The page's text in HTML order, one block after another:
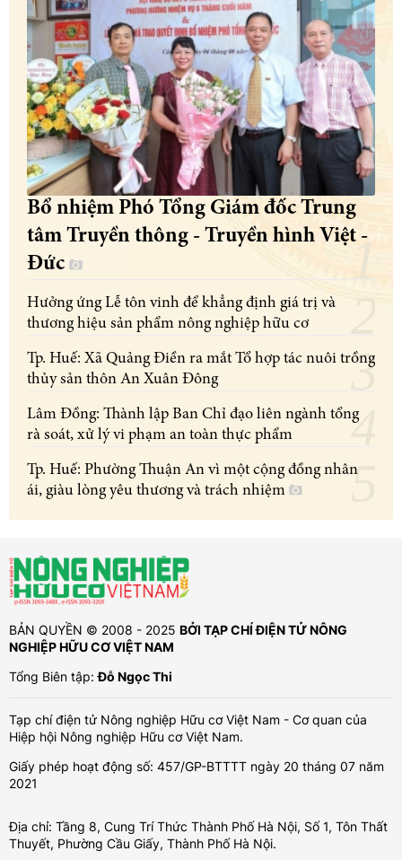
Bổ nhiệm Phó Tổng Giám đốc Trung
tâm Truyền thông - Truyền hình Việt -
Đức
Hưởng ứng Lễ tôn vinh để khẳng định giá trị và
thương hiệu sản phẩm nông nghiệp hữu cơ
Tp. Huế: Xã Quảng Điền ra mắt Tổ hợp tác nuôi trồng
thủy sản thôn An Xuân Đông
Lâm Đồng: Thành lập Ban Chỉ đạo liên ngành tổng
rà soát, xử lý vi phạm an toàn thực phẩm
Tp. Huế: Phường Thuận An vì một cộng đồng nhân
ái, giàu lòng yêu thương và trách nhiệm
BẢN QUYỀN © 2008 - 2025 BỞI TẠP CHÍ ĐIỆN TỬ NÔNG
NGHIỆP HỮU CƠ VIỆT NAM
Tổng Biên tập:Đỗ Ngọc Thi
Tạp chí điện tử Nông nghiệp Hữu cơ Việt Nam - Cơ quan của
Hiệp hội Nông nghiệp Hữu cơ Việt Nam.
Giấy phép hoạt động số: 457/GP-BTTTT ngày 20 tháng 07 năm
2021
Địa chỉ: Tầng 8, Cung Trí Thức Thành Phố Hà Nội, Số 1, Tôn Thất
Thuyết, Phường Cầu Giấy, Thành Phố Hà Nội.